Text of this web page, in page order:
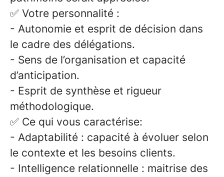
✅ Votre personnalité :
- Autonomie et esprit de décision dans
le cadre des délégations.
- Sens de l’organisation et capacité
d’anticipation.
- Esprit de synthèse et rigueur
méthodologique.
✅ Ce qui vous caractérise:
- Adaptabilité : capacité à évoluer selon
le contexte et les besoins clients.
- Intelligence relationnelle : maitrise des